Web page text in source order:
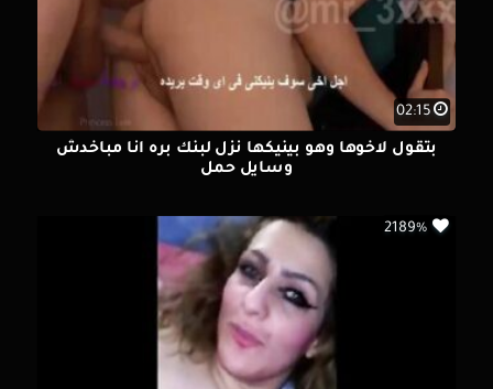
02:15
بتقول لاخوها وهو بينيكها نزل لبنك بره انا مباخدش
وسايل حمل
2189%